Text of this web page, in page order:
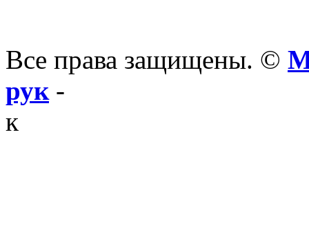
Все права защищены. ©
рук-
к